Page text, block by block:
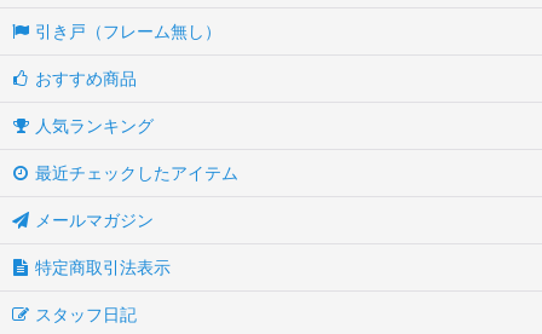
引き戸（フレーム無し）
おすすめ商品
人気ランキング
最近チェックしたアイテム
メールマガジン
特定商取引法表示
スタッフ日記